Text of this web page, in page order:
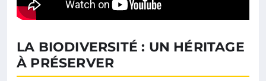
LA BIODIVERSITÉ : UN HÉRITAGE
À PRÉSERVER